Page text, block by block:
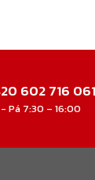
602 716 061
Pá 7:30 – 16:00